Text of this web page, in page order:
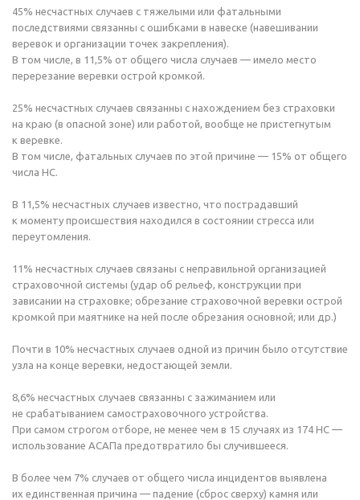
45% несчастных случаев с тяжелыми или фатальными
последствиями связанны с ошибками в навеске (навешивании
веревок и организации точек закрепления).
В том числе, в 11,5% от общего числа случаев — имело место
перерезание веревки острой кромкой.
25% несчастных случаев связанны с нахождением без страховки
на краю (в опасной зоне) или работой, вообще не пристегнутым
к веревке.
В том числе, фатальных случаев по этой причине — 15% от общего
числа НС.
В 11,5% несчастных случаев известно, что пострадавший
к моменту происшествия находился в состоянии стресса или
переутомления.
11% несчастных случаев связаны с неправильной организацией
страховочной системы (удар об рельеф, конструкции при
зависании на страховке; обрезание страховочной веревки острой
кромкой при маятнике на ней после обрезания основной; или др.)
Почти в 10% несчастных случаев одной из причин было отсутствие
узла на конце веревки, недостающей земли.
8,6% несчастных случаев связанны с зажиманием или
не срабатыванием самостраховочного устройства.
При самом строгом отборе, не менее чем в 15 случаях из 174 НС —
использование АСАПа предотвратило бы случившееся.
В более чем 7% случаев от общего числа инцидентов выявлена
их единственная причина — падение (сброс сверху) камня или